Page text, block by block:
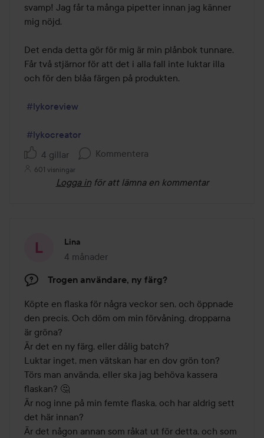
svamp! Jag får ta många pipetter innan jag känner
mig nöjd.
Det enda detta gör för mig är min plånbok tunnare.
Får två stjärnor för att det i alla fall inte luktar illa
och för den blåa färgen på produkten.
#lykoreview
#lykocreator
4 gillar
Kommentera
601 visningar
Logga in för att lämna en kommentar
Lina
4 månader
Inlägget skapades 4 månader
Trogen användare, ny färg?
Köpte en flaska för några veckor sen, och öppnade
den precis. Och döm om min förvåning, dropparna
är gröna?
Är det en ny färg, eller dålig batch?
Luktar inget, men vätskan har en dov grön ton?
Törs man använda, eller ska jag behöva kassera
flaskan? 🤔
Är nog inne på min femte flaska, och har aldrig sett
det här innan?
Är det någon annan som råkat ut för detta, och som